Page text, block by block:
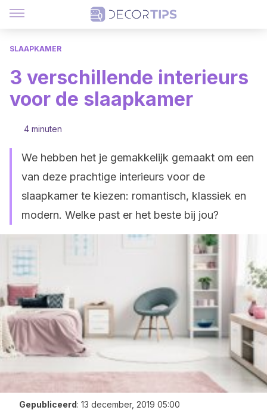
SLAAPKAMER
3 verschillende interieurs
voor de slaapkamer
4 minuten
We hebben het je gemakkelijk gemaakt om een
van deze prachtige interieurs voor de
slaapkamer te kiezen: romantisch, klassiek en
modern. Welke past er het beste bij jou?
Gepubliceerd: 13 december, 2019 05:00